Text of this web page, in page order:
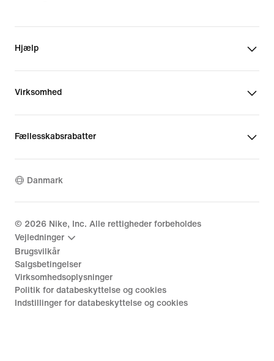
Hjælp
Virksomhed
Fællesskabsrabatter
Danmark
© 2026 Nike, Inc. Alle rettigheder forbeholdes
Vejledninger
Brugsvilkår
Salgsbetingelser
Virksomhedsoplysninger
Politik for databeskyttelse og cookies
Indstillinger for databeskyttelse og cookies